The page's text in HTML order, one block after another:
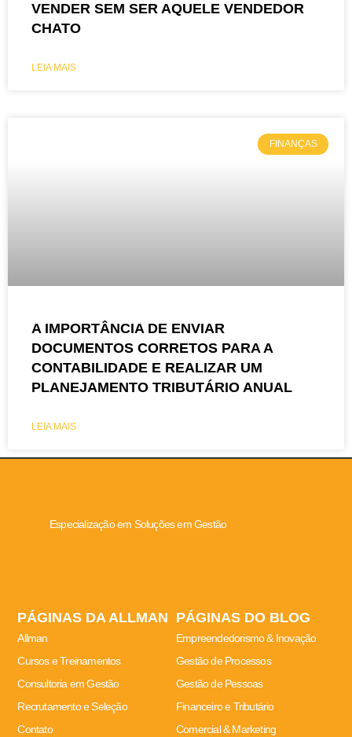
VENDER SEM SER AQUELE VENDEDOR
CHATO
LEIA MAIS
FINANÇAS
A IMPORTÂNCIA DE ENVIAR
DOCUMENTOS CORRETOS PARA A
CONTABILIDADE E REALIZAR UM
PLANEJAMENTO TRIBUTÁRIO ANUAL
LEIA MAIS
Especialização em Soluções em Gestão
PÁGINAS DA ALLMAN
Allman
Cursos e Treinamentos
Consultoria em Gestão
Recrutamento e Seleção
Contato
PÁGINAS DO BLOG
Empreendedorismo & Inovação
Gestão de Processos
Gestão de Pessoas
Financeiro e Tributário
Comercial & Marketing